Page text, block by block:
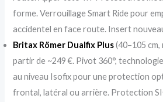
forme. Verrouillage Smart Ride pour
accidentel en face route. Insert
Britax Römer Dualfix Plus (40–105 cm,
partir de ~249 €. Pivot 360°,
au niveau Isofix pour une protection
frontal, latéral ou arrière. Protection